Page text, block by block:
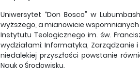
Uniwersytet “Don Bosco" w
wyższego, a mianowicie wspomnianych
Instytutu Teologicznego im. św.
wydziałami: Informatyka, Zarządzanie
niedalekiej przyszłości powstanie
Nauk o Środowisku.